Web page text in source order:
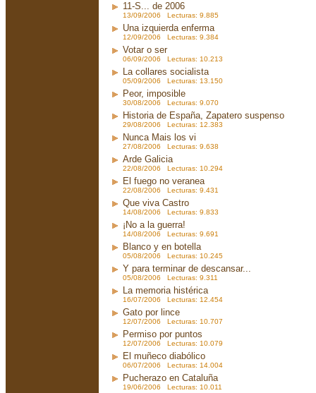
11-S... de 2006
13/09/2006 Lecturas: 9.885
Una izquierda enferma
12/09/2006 Lecturas: 9.384
Votar o ser
06/09/2006 Lecturas: 10.213
La collares socialista
05/09/2006 Lecturas: 13.150
Peor, imposible
30/08/2006 Lecturas: 9.070
Historia de España, Zapatero suspenso
29/08/2006 Lecturas: 12.383
Nunca Mais los vi
27/08/2006 Lecturas: 9.638
Arde Galicia
22/08/2006 Lecturas: 10.294
El fuego no veranea
22/08/2006 Lecturas: 9.431
Que viva Castro
14/08/2006 Lecturas: 9.833
¡No a la guerra!
14/08/2006 Lecturas: 9.691
Blanco y en botella
05/08/2006 Lecturas: 10.245
Y para terminar de descansar...
05/08/2006 Lecturas: 9.311
La memoria histérica
16/07/2006 Lecturas: 12.454
Gato por lince
12/07/2006 Lecturas: 10.707
Permiso por puntos
12/07/2006 Lecturas: 10.079
El muñeco diabólico
06/07/2006 Lecturas: 14.004
Pucherazo en Cataluña
19/06/2006 Lecturas: 10.011